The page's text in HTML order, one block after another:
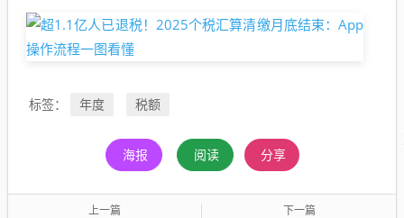
标签： 年度 税额
海报 阅读 分享
上一篇 下一篇